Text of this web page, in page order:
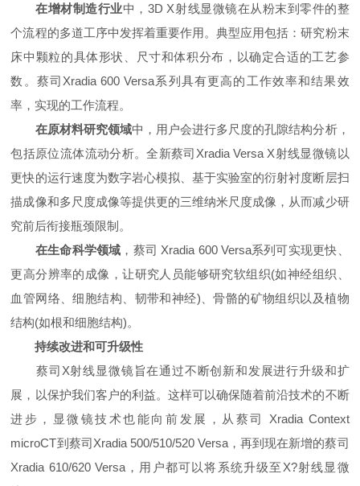
在增材制造行业中，3D X射线显微镜在从粉末到零件的整
个流程的多道工序中发挥着重要作用。典型应用包括：研究粉末
床中颗粒的具体形状、尺寸和体积分布，以确定合适的工艺参
数。蔡司Xradia 600 Versa系列具有更高的工作效率和结果效
率，实现的工作流程。
在原材料研究领域中，用户会进行多尺度的孔隙结构分析，
包括原位流体流动分析。全新蔡司Xradia Versa X射线显微镜以
更快的运行速度为数字岩心模拟、基于实验室的衍射衬度断层扫
描成像和多尺度成像等提供更的三维纳米尺度成像，从而减少研
究前后衔接瓶颈限制。
在生命科学领域 ，蔡司 Xradia 600 Versa系列可实现更快、
更高分辨率的成像，让研究人员能够研究软组织(如神经组织、
血管网络、细胞结构、韧带和神经)、骨骼的矿物组织以及植物
结构(如根和细胞结构)。
持续改进和可升级性
蔡司X射线显微镜旨在通过不断创新和发展进行升级和扩
展，以保护我们客户的利益。这样可以确保随着前沿技术的不断
进步，显微镜技术也能向前发展，从蔡司 Xradia Context
microCT到蔡司Xradia 500/510/520 Versa，再到现在新增的蔡司
Xradia 610/620 Versa，用户都可以将系统升级至X?射线显微